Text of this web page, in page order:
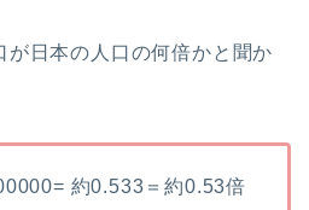
が日本の人口の何倍かと聞か
約0.533＝約0.53倍